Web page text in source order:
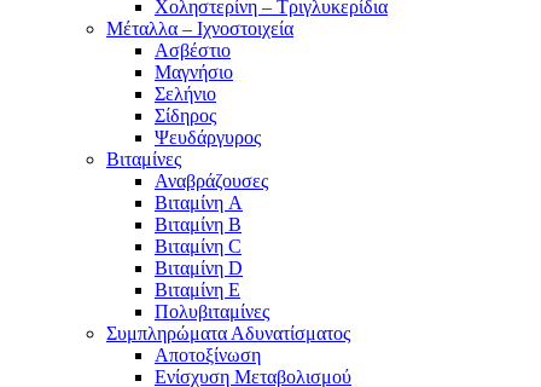
Χοληστερίνη – Τριγλυκερίδια
Μέταλλα – Ιχνοστοιχεία
Ασβέστιο
Μαγνήσιο
Σελήνιο
Σίδηρος
Ψευδάργυρος
Βιταμίνες
Αναβράζουσες
Βιταμίνη A
Βιταμίνη B
Βιταμίνη C
Βιταμίνη D
Βιταμίνη E
Πολυβιταμίνες
Συμπληρώματα Αδυνατίσματος
Αποτοξίνωση
Ενίσχυση Μεταβολισμού